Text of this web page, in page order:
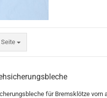
für Bremsklötze vorn